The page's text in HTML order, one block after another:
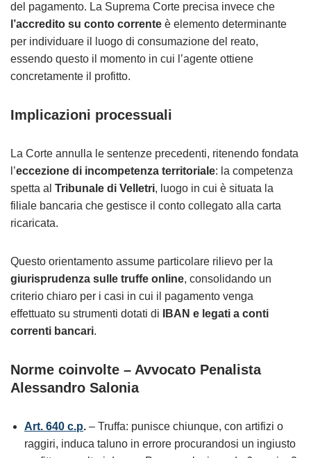
del pagamento. La Suprema Corte precisa invece che
l’accredito su conto corrente è elemento determinante
per individuare il luogo di consumazione del reato,
essendo questo il momento in cui l’agente ottiene
concretamente il profitto.
Implicazioni processuali
La Corte annulla le sentenze precedenti, ritenendo fondata
l’eccezione di incompetenza territoriale: la competenza
spetta al Tribunale di Velletri, luogo in cui è situata la
filiale bancaria che gestisce il conto collegato alla carta
ricaricata.
Questo orientamento assume particolare rilievo per la
giurisprudenza sulle truffe online, consolidando un
criterio chiaro per i casi in cui il pagamento venga
effettuato su strumenti dotati di
IBAN e legati a conti
correnti bancari.
Norme coinvolte – Avvocato Penalista
Alessandro Salonia
Art. 640 c.p. – Truffa: punisce chiunque, con artifizi o
raggiri, induca taluno in errore procurandosi un ingiusto